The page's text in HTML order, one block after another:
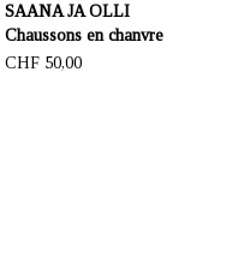
SAANA JA OLLI
Chaussons en chanvre
"Päivin ja öin"
CHF 50,00